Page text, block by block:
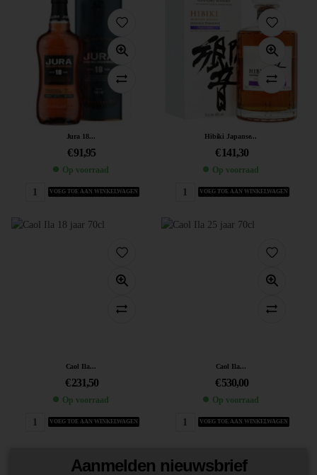
Jura 18...
€91,95
Op voorraad
VOEG TOE AAN WINKELWAGEN
Hibiki Japanse...
€ 141,30
Op voorraad
VOEG TOE AAN WINKELWAGEN
Caol Ila...
€ 231,50
Op voorraad
VOEG TOE AAN WINKELWAGEN
Caol Ila...
€ 530,00
Op voorraad
VOEG TOE AAN WINKELWAGEN
Aanmelden nieuwsbrief